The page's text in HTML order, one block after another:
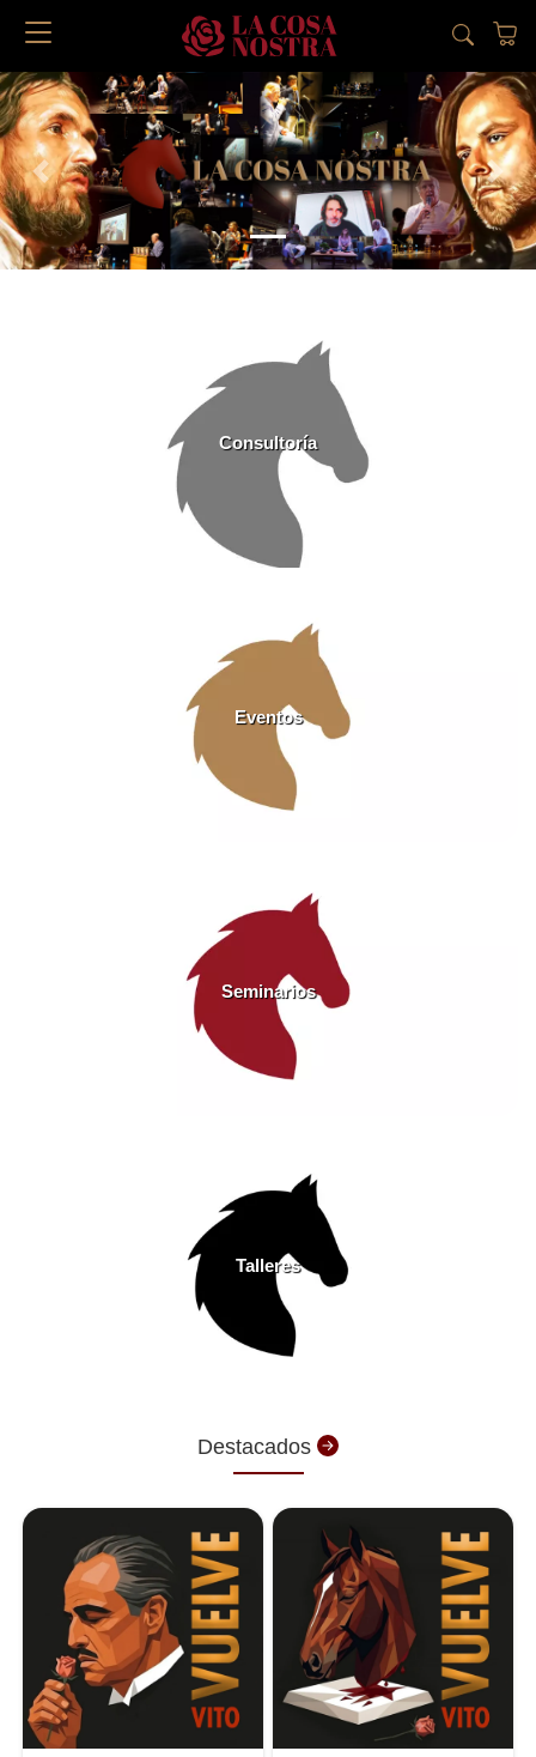
Previous Next
Consultoría
Eventos
Seminarios
Talleres
Destacados